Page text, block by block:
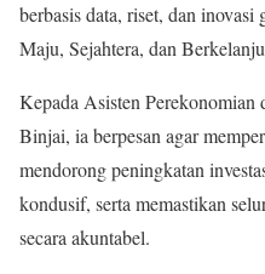
berbasis data, riset, dan
Maju, Sejahtera, dan
Kepada Asisten Perekonomian
Binjai, ia berpesan agar
mendorong peningkatan
kondusif, serta memastikan
secara akuntabel.